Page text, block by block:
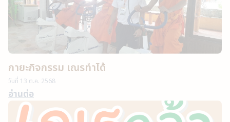
กายะกิจกรรม เณรทำได้
วันที่ 13 ต.ค. 2568
อ่านต่อ